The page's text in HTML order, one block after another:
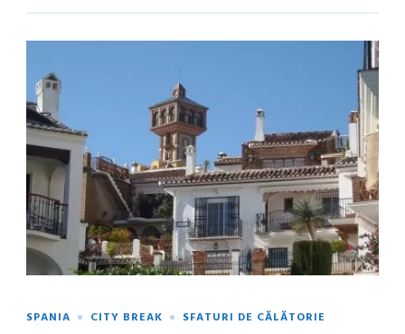
SPANIA CITY BREAK SFATURI DE CĂLĂTORIE